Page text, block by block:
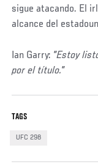
sigue atacando. El
alcance del
Ian Garry: "Estoy
por el título."
TAGS
UFC 298